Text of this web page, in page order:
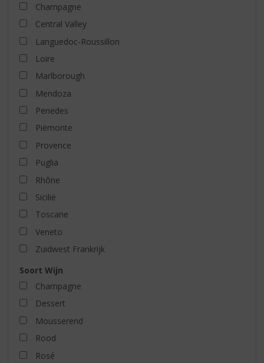
Champagne
Central Valley
Languedoc-Roussillon
Loire
Marlborough
Mendoza
Penedes
Piëmonte
Provence
Puglia
Rhône
Sicilië
Toscane
Veneto
Zuidwest Frankrijk
Soort Wijn
Champagne
Dessert
Mousserend
Rood
Rosé